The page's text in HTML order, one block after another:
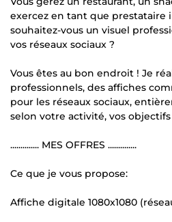
exercez en tant que prestataire
souhaitez-vous un visuel
vos réseaux sociaux ?
Vous êtes au bon endroit ! Je
professionnels, des affiches
pour les réseaux sociaux,
selon votre activité, vos
.............. MES OFFRES ..............
Ce que je vous propose:
Affiche digitale 1080x1080